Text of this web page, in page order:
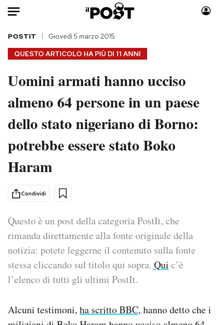
Auto
HOME
Italia
Politica
Tecnologia
Scienza
Cultura
Sport
Moda
Consumismi
Storie/Idee
Media
PODCAST
NEWSLETTER
QUESTO ARTICOLO HA PIÙ DI 11 ANNI
POSTIT Giovedì 5 marzo 2015
Uomini armati hanno ucciso
almeno 64 persone in un paese
dello stato nigeriano di Borno:
potrebbe essere stato Boko
Haram
Condividi
Questo è un post della categoria PostIt, che
rimanda direttamente alla fonte originale della
notizia: potete leggerne il contenuto sulla fonte
stessa cliccando sul titolo qui sopra. Qui c’è
l’elenco di tutti gli ultimi PostIt.
Alcuni testimoni, ha scritto BBC, hanno detto che i